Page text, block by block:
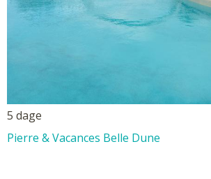
5 dage
Pierre & Vacances Belle Dune